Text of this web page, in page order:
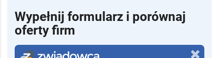
Wypełnij formularz i porównaj
oferty firm